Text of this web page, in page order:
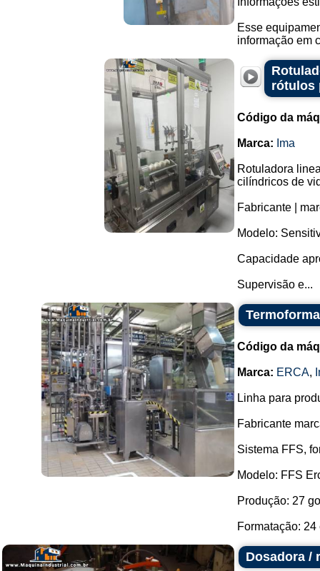
Esse
informação em
rótulos
Código da
Marca: Ima
Rotuladora
cilíndricos de
Fabricante |
Modelo:
Capacidade
Supervisão e...
Código da
Marca: ERCA,
Linha para
Fabricante
Sistema FFS,
Modelo: FFS
Produção: 27
Formatação: 24
Dosadora /